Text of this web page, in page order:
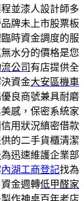
並漆人設計師多
牌未上市股票板
時資金調度的服
無水分的價格是您
公司 有店提供全
資金大安區機車
良商號兼具耐磨
感，保密系統家
用狀況縝密借款
的二手貨櫃清潔
為迅速維護企業部
內湖工商登記找為
金週轉低甲醛家
作神桌百年老店